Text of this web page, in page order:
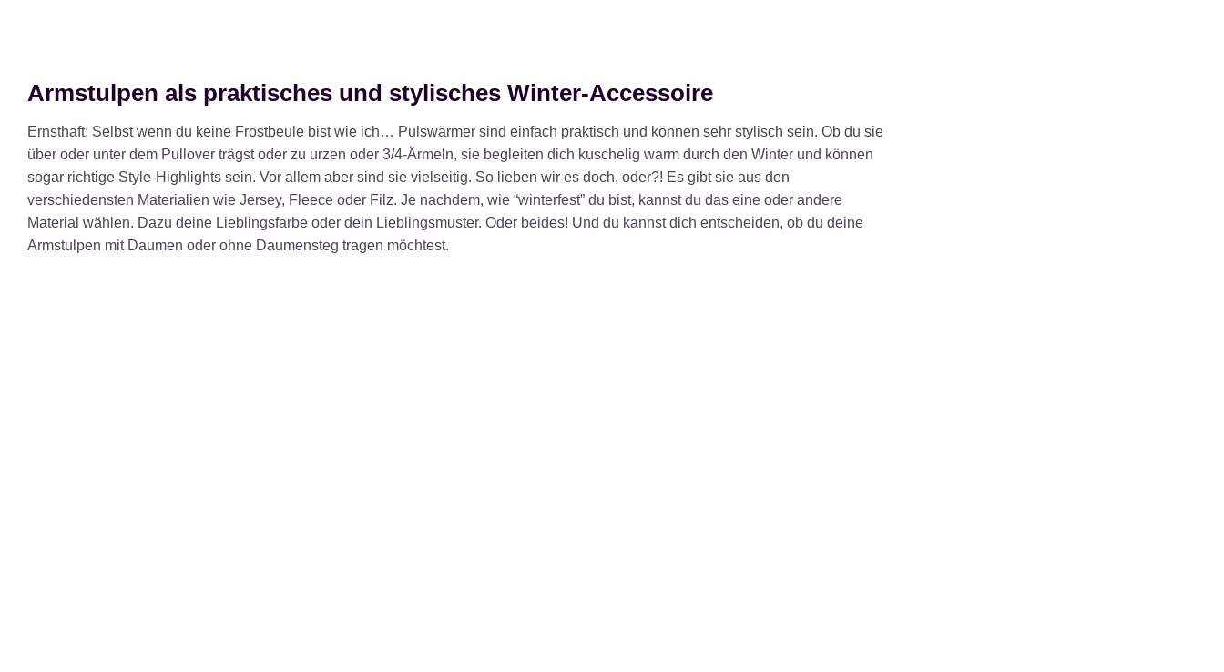
Armstulpen als praktisches und stylisches Winter-Accessoire
Ernsthaft: Selbst wenn du keine Frostbeule bist wie ich… Pulswärmer sind einfach praktisch und können sehr stylisch sein. Ob du sie
über oder unter dem Pullover trägst oder zu urzen oder 3/4-Ärmeln, sie begleiten dich kuschelig warm durch den Winter und können
sogar richtige Style-Highlights sein. Vor allem aber sind sie vielseitig. So lieben wir es doch, oder?! Es gibt sie aus den
verschiedensten Materialien wie Jersey, Fleece oder Filz. Je nachdem, wie “winterfest” du bist, kannst du das eine oder andere
Material wählen. Dazu deine Lieblingsfarbe oder dein Lieblingsmuster. Oder beides! Und du kannst dich entscheiden, ob du deine
Armstulpen mit Daumen oder ohne Daumensteg tragen möchtest.